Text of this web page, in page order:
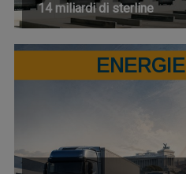
14 miliardi di sterline
ENERGIE